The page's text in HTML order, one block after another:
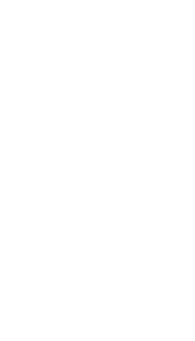
najemców.